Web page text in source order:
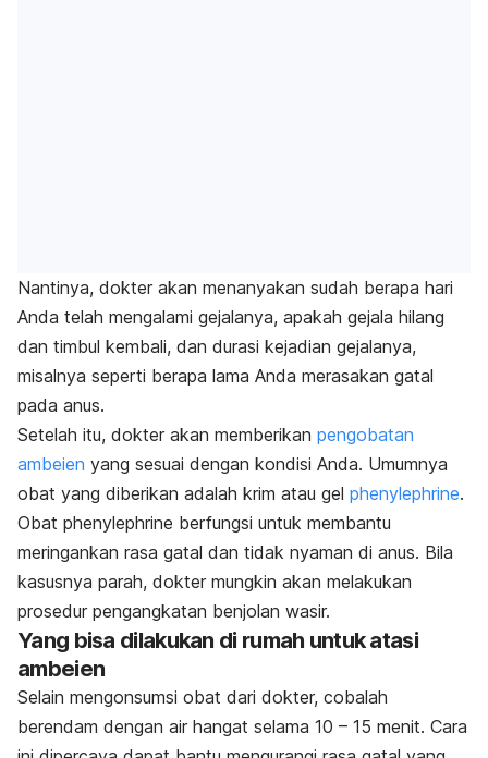
Nantinya, dokter akan menanyakan sudah berapa hari
Anda telah mengalami gejalanya, apakah gejala hilang
dan timbul kembali, dan durasi kejadian gejalanya,
misalnya seperti berapa lama Anda merasakan gatal
pada anus.
Setelah itu, dokter akan memberikan pengobatan
ambeien yang sesuai dengan kondisi Anda. Umumnya
obat yang diberikan adalah krim atau gel phenylephrine.
Obat phenylephrine berfungsi untuk membantu
meringankan rasa gatal dan tidak nyaman di anus. Bila
kasusnya parah, dokter mungkin akan melakukan
prosedur pengangkatan benjolan wasir.
Yang bisa dilakukan di rumah untuk atasi
ambeien
Selain mengonsumsi obat dari dokter, cobalah
berendam dengan air hangat selama 10 – 15 menit. Cara